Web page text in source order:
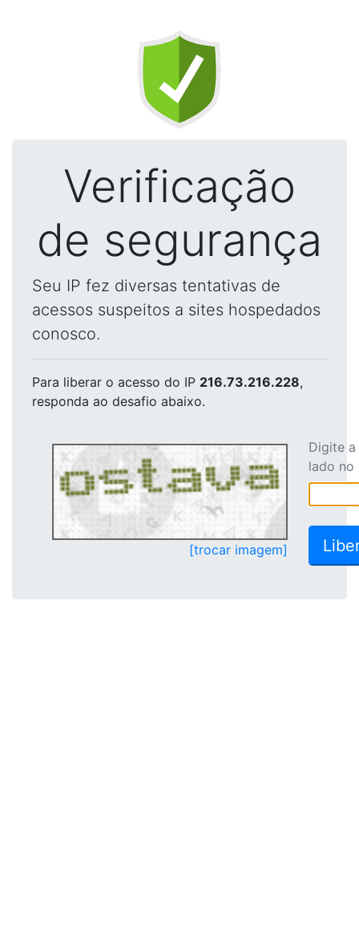
Verificação
de segurança
Seu IP fez diversas tentativas de
acessos suspeitos a sites hospedados
conosco.
Para liberar o acesso do IP 216.73.216.228,
responda ao desafio abaixo.
[trocar imagem]
Digite
lado no